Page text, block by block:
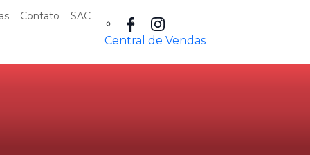
Contato SAC
Central de Vendas